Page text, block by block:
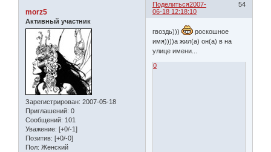
Поделиться 54
2007-
06-18 12:18:10
morz5
Активный участник
Зарегистрирован: 2007-05-18
Приглашений: 0
Сообщений: 101
Уважение: [+0/-1]
Позитив: [+0/-0]
Пол: Женский
гвоздь)))
роскошное
имя))))а жил(а) он(а) в на
улице имени...
0